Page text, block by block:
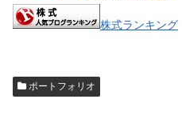
株式ランキング
ポートフォリオ